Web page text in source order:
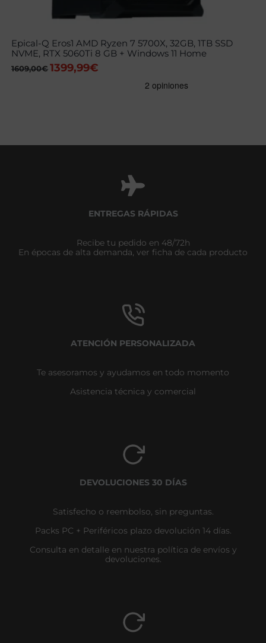
Epical-Q Eros1 AMD Ryzen 7 5700X, 32GB, 1TB SSD
NVME, RTX 5060Ti 8 GB + Windows 11 Home
1609,00€ El
1399,99€
ENTREGAS RÁPIDAS
Recibe tu pedido en 48/72h
En épocas de alta demanda, ver ficha de cada producto
ATENCIÓN PERSONALIZADA
Te asesoramos y ayudamos en todo momento
Asistencia técnica y comercial
DEVOLUCIONES 30 DÍAS
Satisfecho o reembolso, sin preguntas.
Packs PC + Periféricos plazo devolución 14 días.
Consulta en detalle en nuestra política de envíos y
devoluciones.